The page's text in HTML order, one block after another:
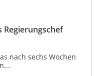
Regierungschef
nach sechs Wochen